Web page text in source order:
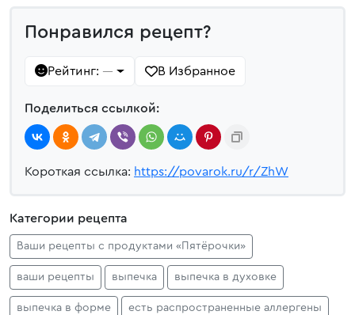
Понравился рецепт?
Рейтинг: — В Избранное
Поделиться ссылкой:
Короткая ссылка: https://povarok.ru/r/ZhW
Категории рецепта
Ваши рецепты с продуктами «Пятёрочки»
ваши рецепты выпечка выпечка в духовке
выпечка в форме есть распространенные аллергены